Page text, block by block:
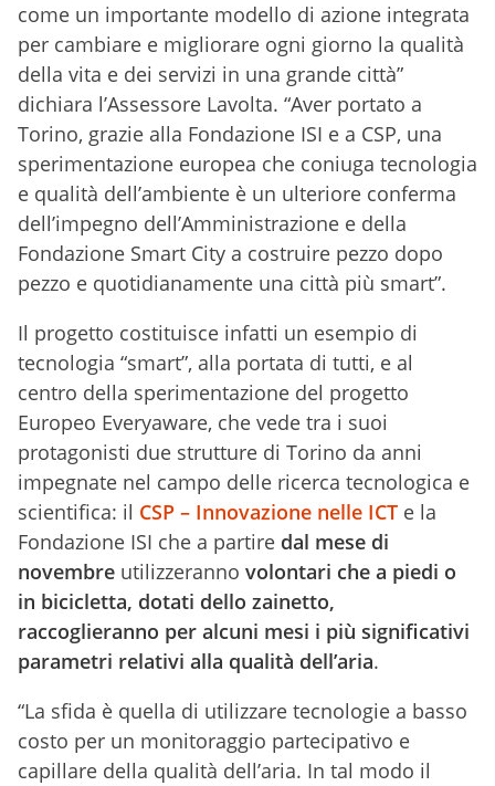
come un importante modello di azione integrata
per cambiare e migliorare ogni giorno la qualità
della vita e dei servizi in una grande città”
dichiara l’Assessore Lavolta. “Aver portato a
Torino, grazie alla Fondazione ISI e a CSP, una
sperimentazione europea che coniuga tecnologia
e qualità dell’ambiente è un ulteriore conferma
dell’impegno dell’Amministrazione e della
Fondazione Smart City a costruire pezzo dopo
pezzo e quotidianamente una città più smart”.
Il progetto costituisce infatti un esempio di
tecnologia “smart”, alla portata di tutti, e al
centro della sperimentazione del progetto
Europeo Everyaware, che vede tra i suoi
protagonisti due strutture di Torino da anni
impegnate nel campo delle ricerca tecnologica e
scientifica: il CSP – Innovazione nelle ICT e la
Fondazione ISI che a partire dal mese di
novembre utilizzeranno volontari che a piedi o
in bicicletta, dotati dello zainetto,
raccoglieranno per alcuni mesi i più significativi
parametri relativi alla qualità dell’aria.
“La sfida è quella di utilizzare tecnologie a basso
costo per un monitoraggio partecipativo e
capillare della qualità dell’aria. In tal modo il